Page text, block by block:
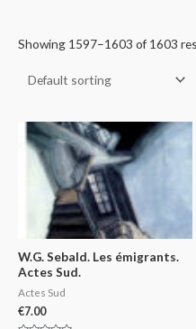
Showing 1597–1603 of 1603
W.G. Sebald. Les émigrants.
Actes Sud.
Actes Sud
€7.00